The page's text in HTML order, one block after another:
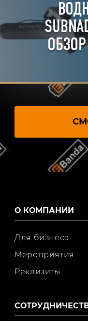
О КОМПАНИИ
Для бизнеса
Мероприятия
Реквизиты